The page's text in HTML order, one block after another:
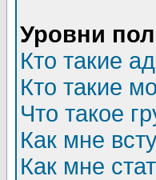
Уровни
Кто такие
Кто такие
Что такое
Как мне
Как мне